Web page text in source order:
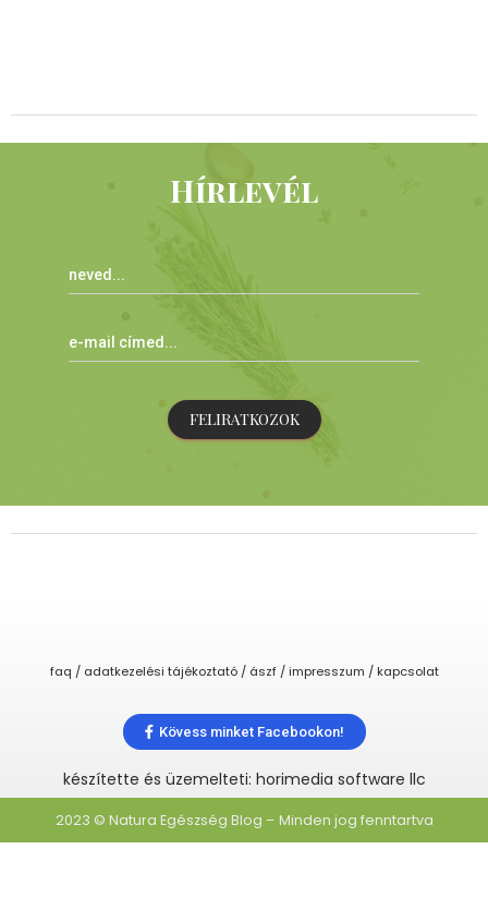
Hírlevél
FELIRATKOZOK
faq / adatkezelési tájékoztató / ászf / impresszum / kapcsolat
Kövess minket Facebookon!
készítette és üzemelteti: horimedia software llc
2023 © Natura Egészség Blog – Minden jog fenntartva